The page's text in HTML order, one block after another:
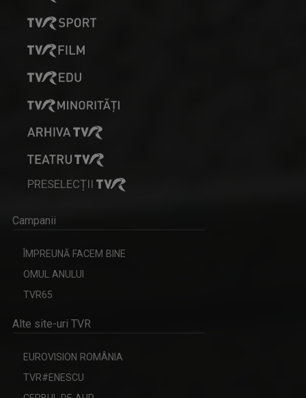
PRESELECȚII
Campanii
ÎMPREUNĂ FACEM BINE
OMUL ANULUI
TVR65
Alte site-uri TVR
EUROVISION ROMÂNIA
TVR#ENESCU